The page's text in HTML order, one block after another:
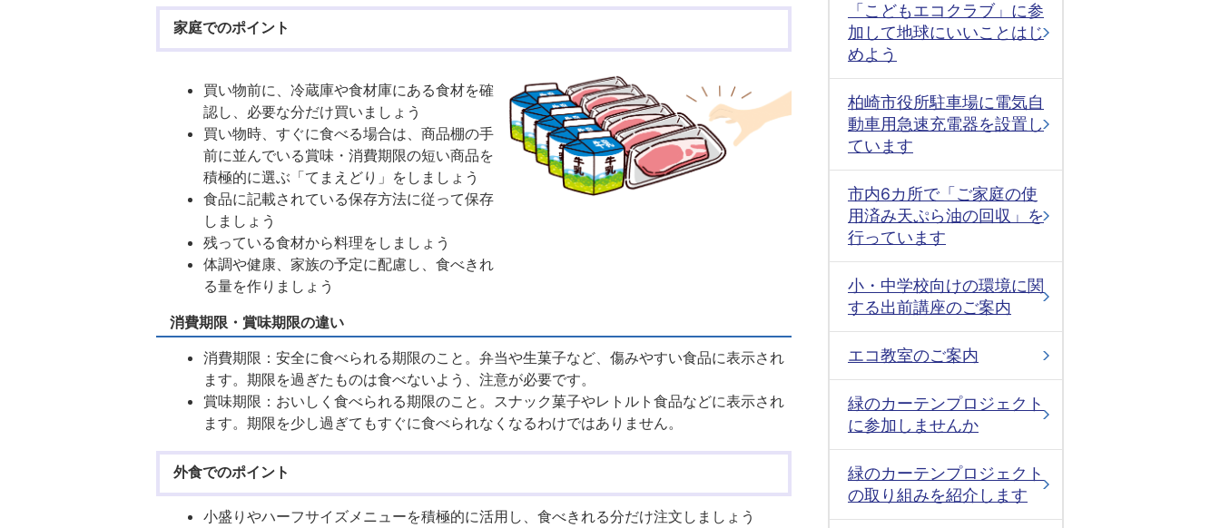
家庭でのポイント
買い物前に、冷蔵庫や食材庫にある食材を確
認し、必要な分だけ買いましょう
買い物時、すぐに食べる場合は、商品棚の手
前に並んでいる賞味・消費期限の短い商品を
積極的に選ぶ「てまえどり」をしましょう
食品に記載されている保存方法に従って保存
しましょう
残っている食材から料理をしましょう
体調や健康、家族の予定に配慮し、食べきれ
る量を作りましょう
消費期限・賞味期限の違い
消費期限：安全に食べられる期限のこと。弁当や生菓子など、傷みやすい食品に表示され
ます。期限を過ぎたものは食べないよう、注意が必要です。
賞味期限：おいしく食べられる期限のこと。スナック菓子やレトルト食品などに表示され
ます。期限を少し過ぎてもすぐに食べられなくなるわけではありません。
外食でのポイント
小盛りやハーフサイズメニューを積極的に活用し、食べきれる分だけ注文しましょう
「こどもエコクラブ」に参
加して地球にいいことはじ
めよう
柏崎市役所駐車場に電気自
動車用急速充電器を設置し
ています
市内6カ所で「ご家庭の使
用済み天ぷら油の回収」を
行っています
小・中学校向けの環境に関
する出前講座のご案内
エコ教室のご案内
緑のカーテンプロジェクト
に参加しませんか
緑のカーテンプロジェクト
の取り組みを紹介します